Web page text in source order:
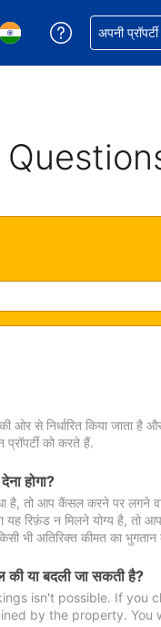
चुनें. आपने अभी INR करेंसी
अपनी भाषा चुनें. आपने अभी
अपनी बुकिंग में
अपनी
ओर से निर्धारित किया जाता
को करते हैं.
होगा?
है, तो आप कैंसल करने पर लगने
यह रिफ़ंड न मिलने योग्य है,
भी अतिरिक्त कीमत का
की या बदली जा सकती है?
isn't possible. If you
by the property.